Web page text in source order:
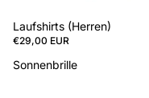
Laufshirts (Herren)
€29,00 EUR
Sonnenbrille